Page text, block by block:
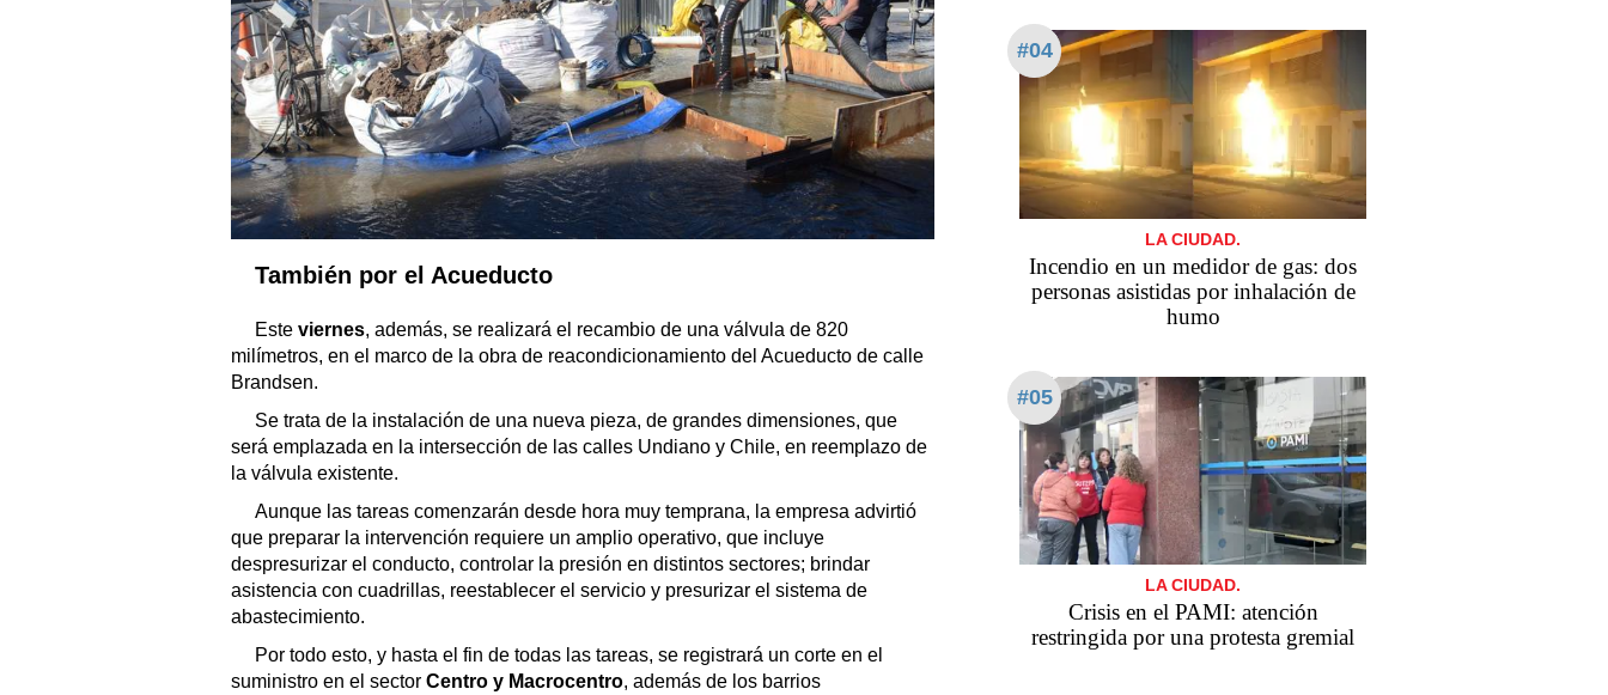
También por el Acueducto
Este viernes, además, se realizará el recambio de una válvula de 820
milímetros, en el marco de la obra de reacondicionamiento del Acueducto de calle
Brandsen.
Se trata de la instalación de una nueva pieza, de grandes dimensiones, que
será emplazada en la intersección de las calles Undiano y Chile, en reemplazo de
la válvula existente.
Aunque las tareas comenzarán desde hora muy temprana, la empresa advirtió
que preparar la intervención requiere un amplio operativo, que incluye
despresurizar el conducto, controlar la presión en distintos sectores; brindar
asistencia con cuadrillas, reestablecer el servicio y presurizar el sistema de
abastecimiento.
Por todo esto, y hasta el fin de todas las tareas, se registrará un corte en el
suministro en el sector Centro y Macrocentro, además de los barrios
#04
LA CIUDAD.
Incendio en un medidor de gas: dos
personas asistidas por inhalación de
humo
#05
LA CIUDAD.
Crisis en el PAMI: atención
restringida por una protesta gremial